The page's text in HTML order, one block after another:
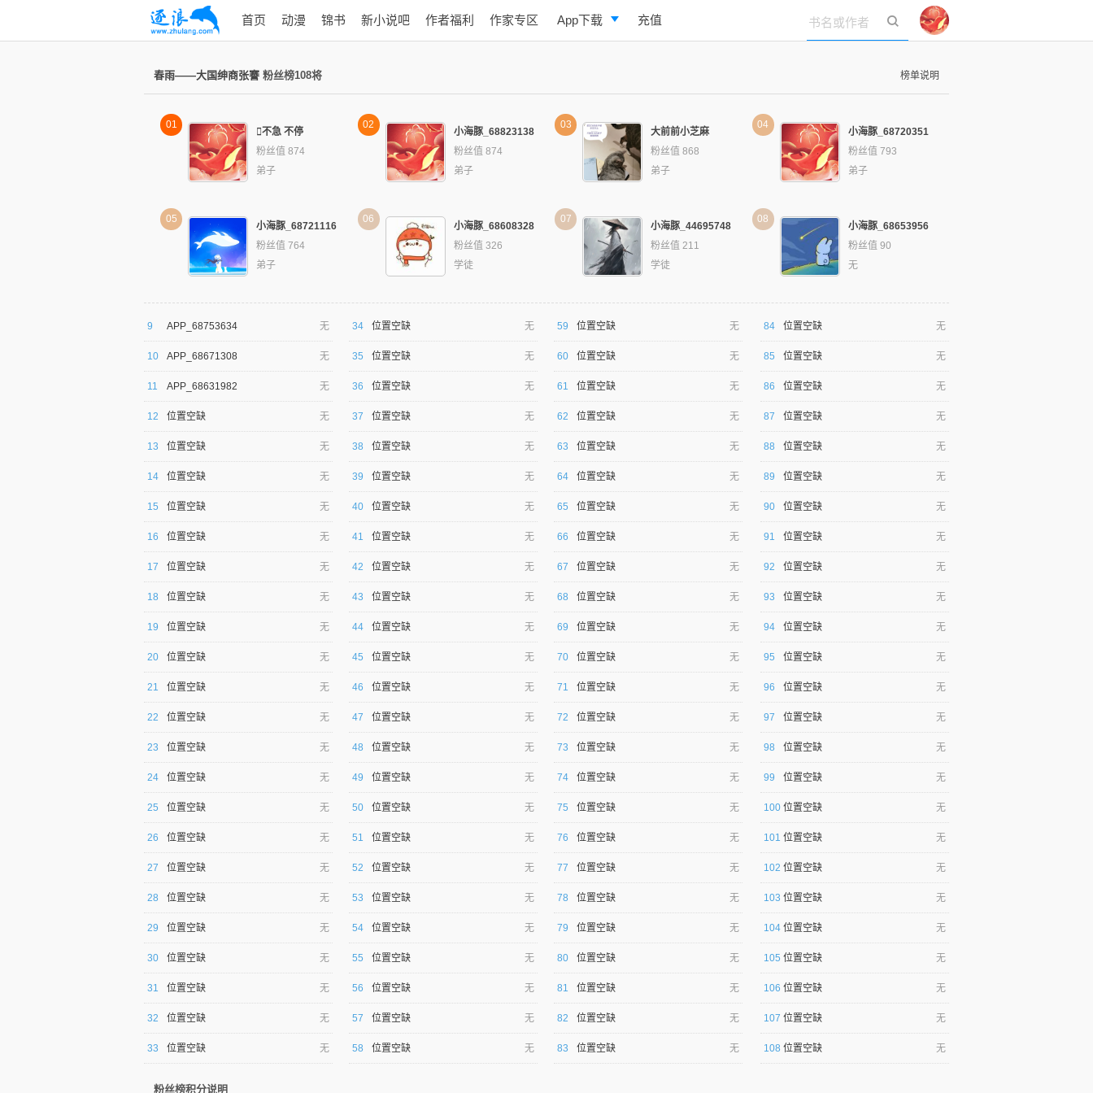
首页 动漫 锦书 新小说吧 作者福利 作家专区 App下载 充值
春雨——大国绅商张謇 粉丝榜108将 榜单说明
01
不急 不停
粉丝值 874
弟子
02
小海豚_68823138
粉丝值 874
弟子
03
大前前小芝麻
粉丝值 868
弟子
04
小海豚_68720351
粉丝值 793
弟子
05
小海豚_68721116
粉丝值 764
弟子
06
小海豚_68608328
粉丝值 326
学徒
07
小海豚_44695748
粉丝值 211
学徒
08
小海豚_68653956
粉丝值 90
无
9 APP_68753634 无
10 APP_68671308 无
11 APP_68631982 无
12 位置空缺 无
13 位置空缺 无
14 位置空缺 无
15 位置空缺 无
16 位置空缺 无
17 位置空缺 无
18 位置空缺 无
19 位置空缺 无
20 位置空缺 无
21 位置空缺 无
22 位置空缺 无
23 位置空缺 无
24 位置空缺 无
25 位置空缺 无
26 位置空缺 无
27 位置空缺 无
28 位置空缺 无
29 位置空缺 无
30 位置空缺 无
31 位置空缺 无
32 位置空缺 无
33 位置空缺 无
34 位置空缺 无
35 位置空缺 无
36 位置空缺 无
37 位置空缺 无
38 位置空缺 无
39 位置空缺 无
40 位置空缺 无
41 位置空缺 无
42 位置空缺 无
43 位置空缺 无
44 位置空缺 无
45 位置空缺 无
46 位置空缺 无
47 位置空缺 无
48 位置空缺 无
49 位置空缺 无
50 位置空缺 无
51 位置空缺 无
52 位置空缺 无
53 位置空缺 无
54 位置空缺 无
55 位置空缺 无
56 位置空缺 无
57 位置空缺 无
58 位置空缺 无
59 位置空缺 无
60 位置空缺 无
61 位置空缺 无
62 位置空缺 无
63 位置空缺 无
64 位置空缺 无
65 位置空缺 无
66 位置空缺 无
67 位置空缺 无
68 位置空缺 无
69 位置空缺 无
70 位置空缺 无
71 位置空缺 无
72 位置空缺 无
73 位置空缺 无
74 位置空缺 无
75 位置空缺 无
76 位置空缺 无
77 位置空缺 无
78 位置空缺 无
79 位置空缺 无
80 位置空缺 无
81 位置空缺 无
82 位置空缺 无
83 位置空缺 无
84 位置空缺 无
85 位置空缺 无
86 位置空缺 无
87 位置空缺 无
88 位置空缺 无
89 位置空缺 无
90 位置空缺 无
91 位置空缺 无
92 位置空缺 无
93 位置空缺 无
94 位置空缺 无
95 位置空缺 无
96 位置空缺 无
97 位置空缺 无
98 位置空缺 无
99 位置空缺 无
100 位置空缺 无
101 位置空缺 无
102 位置空缺 无
103 位置空缺 无
104 位置空缺 无
105 位置空缺 无
106 位置空缺 无
107 位置空缺 无
108 位置空缺 无
粉丝榜积分说明